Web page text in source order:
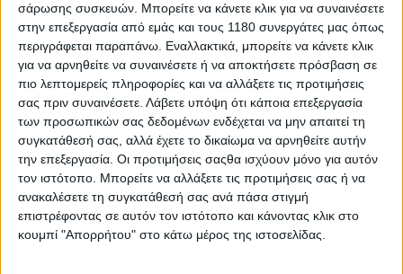
σάρωσης συσκευών. Μπορείτε να κάνετε κλικ για να συναινέσετε
στην επεξεργασία από εμάς και τους 1180 συνεργάτες μας όπως
περιγράφεται παραπάνω. Εναλλακτικά, μπορείτε να κάνετε κλικ
για να αρνηθείτε να συναινέσετε ή να αποκτήσετε πρόσβαση σε
πιο λεπτομερείς πληροφορίες και να αλλάξετε τις προτιμήσεις
σας πριν συναινέσετε. Λάβετε υπόψη ότι κάποια επεξεργασία
των προσωπικών σας δεδομένων ενδέχεται να μην απαιτεί τη
συγκατάθεσή σας, αλλά έχετε το δικαίωμα να αρνηθείτε αυτήν
την επεξεργασία. Οι προτιμήσεις σαςθα ισχύουν μόνο για αυτόν
τον ιστότοπο. Μπορείτε να αλλάξετε τις προτιμήσεις σας ή να
ανακαλέσετε τη συγκατάθεσή σας ανά πάσα στιγμή
επιστρέφοντας σε αυτόν τον ιστότοπο και κάνοντας κλικ στο
κουμπί "Απορρήτου" στο κάτω μέρος της ιστοσελίδας.
Η RedMoto παρουσιάζει μια νέα ράλι ρέπλικα, γεννημένη από
την αγωνιστική εμπειρία που συνέλεξε η Honda Racing
Corporation, κατά κόσμο HRC, από το Παγκόσμιο
Πρωτάθλημα Rally-Raid. Βασίζεται στην cross-...
Νέα Μοντέλα
Picasso OMT 450C - Η πρώτη flat track
μοτοσυκλέτα με carbon πλαίσιο
H εντυπωσιακή flat track μοτοσυκλέτα της ελβετικής εταιρείας
με το καινοτόμο ανθρακονημάτινο -και ρυ...
Νέα Μοντέλα